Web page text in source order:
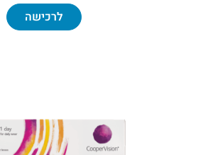
לרכישה